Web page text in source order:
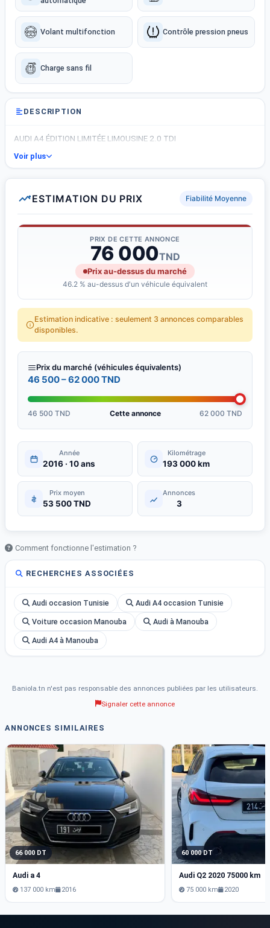
Volant multifonction Contrôle pression pneus
Charge sans fil
DESCRIPTION
AUDI A4 ÉDITION LIMITÉE LIMOUSINE 2.0 TDI
Voir plus
ESTIMATION DU PRIX Fiabilité Moyenne
PRIX DE CETTE ANNONCE
76 000TND
Prix au-dessus du marché
46.2 % au-dessus d'un véhicule équivalent
Estimation indicative : seulement 3 annonces comparables
disponibles.
Prix du marché (véhicules équivalents)
46 500 – 62 000 TND
46 500 TND Cette annonce 62 000 TND
Année
2016 · 10 ans
Kilométrage
193 000 km
Prix moyen
53 500 TND
Annonces
3
Comment fonctionne l'estimation ?
RECHERCHES ASSOCIÉES
Audi occasion Tunisie Audi A4 occasion Tunisie
Voiture occasion Manouba Audi à Manouba
Audi A4 à Manouba
Baniola.tn n'est pas responsable des annonces publiées par les utilisateurs.
Signaler cette annonce
ANNONCES SIMILAIRES
66 000 DT
Audi a 4
137 000 km 2016
60 000 DT
Audi Q2 2020 75000 km
75 000 km 2020